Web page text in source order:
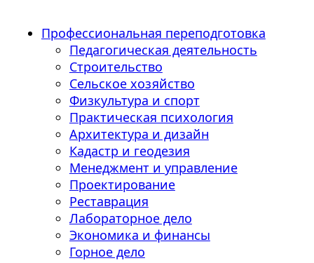
Профессиональная переподготовка
Педагогическая деятельность
Строительство
Сельское хозяйство
Физкультура и спорт
Практическая психология
Архитектура и дизайн
Кадастр и геодезия
Менеджмент и управление
Проектирование
Реставрация
Лабораторное дело
Экономика и финансы
Горное дело